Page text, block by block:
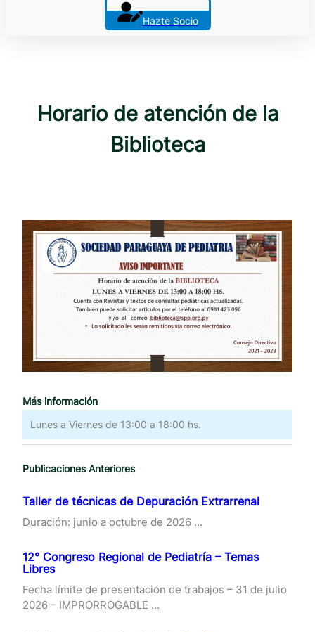
Hazte Socio
Horario de atención de la
Biblioteca
Más información
Lunes a Viernes de 13:00 a 18:00 hs.
Publicaciones Anteriores
Taller de técnicas de Depuración Extrarrenal
Duración: junio a octubre de 2026 …
12° Congreso Regional de Pediatría – Temas
Libres
Fecha límite de presentación de trabajos – 31 de julio
2026 – IMPRORROGABLE …